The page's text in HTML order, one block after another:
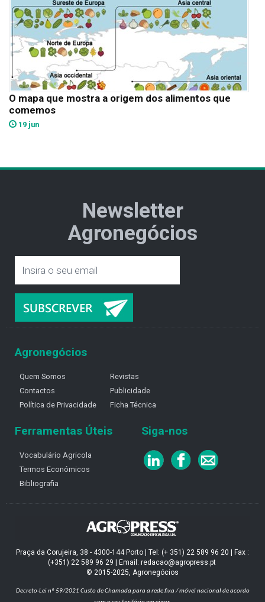
O mapa que mostra a origem dos alimentos que
comemos
19 jun
Newsletter
Agronegócios
Agronegócios
Quem Somos
Contactos
Política de Privacidade
Revistas
Publicidade
Ficha Técnica
Ferramentas Úteis
Vocabulário Agricola
Termos Económicos
Bibliografia
Siga-nos
Praça da Corujeira, 38 - 4300-144 Porto | Tel: (+ 351) 22 589 96 20 | Fax :
(+351) 22 589 96 29 | Email: redacao@agropress.pt
© 2015-2025, Agronegócios
Decreto-Lei nº 59/2021 Custo de Chamada para a rede fixa / móvel nacional de acordo